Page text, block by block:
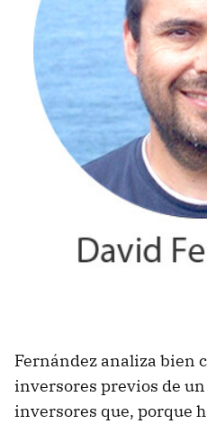
Fernández analiza bien
inversores previos de
inversores que, porque